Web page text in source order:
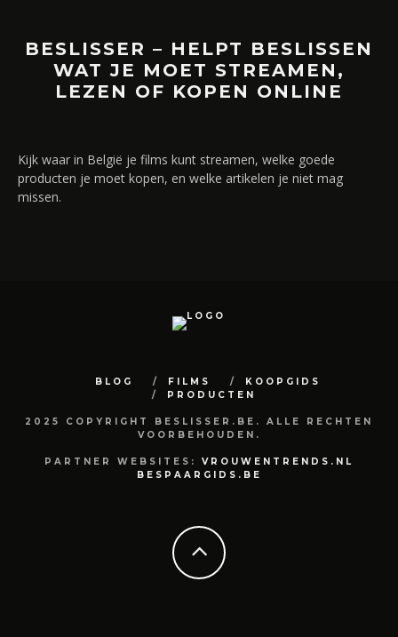
BESLISSER – HELPT BESLISSEN
WAT JE MOET STREAMEN,
LEZEN OF KOPEN ONLINE
Kijk waar in België je films kunt streamen, welke goede
producten je moet kopen, en welke artikelen je niet mag
missen.
BLOG FILMS
KOOPGIDS
PRODUCTEN
2025 COPYRIGHT BESLISSER.BE. ALLE RECHTEN
VOORBEHOUDEN.
PARTNER WEBSITES: VROUWENTRENDS.NL
BESPAARGIDS.BE